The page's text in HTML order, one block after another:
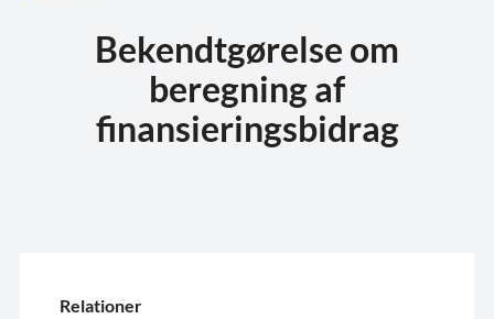
Bekendtgørelse om
beregning af
finansieringsbidrag
Relationer